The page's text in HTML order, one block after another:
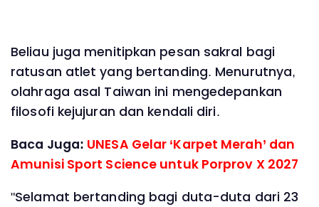
Beliau juga menitipkan pesan sakral bagi
ratusan atlet yang bertanding. Menurutnya,
olahraga asal Taiwan ini mengedepankan
filosofi kejujuran dan kendali diri.
Baca Juga: UNESA Gelar ‘Karpet Merah’ dan
Amunisi Sport Science untuk Porprov X 2027
"Selamat bertanding bagi duta-duta dari 23